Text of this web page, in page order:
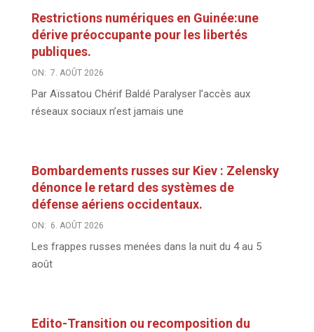
Restrictions numériques en Guinée:une
dérive préoccupante pour les libertés
publiques.
ON: 7. AOÛT 2026
Par Aïssatou Chérif Baldé Paralyser l’accès aux
réseaux sociaux n’est jamais une
Bombardements russes sur Kiev : Zelensky
dénonce le retard des systèmes de
défense aériens occidentaux.
ON: 6. AOÛT 2026
Les frappes russes menées dans la nuit du 4 au 5
août
Edito-Transition ou recomposition du